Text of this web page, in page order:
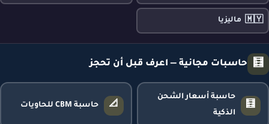
🇲🇾 ماليزيا
🧮 حاسبات مجانية — اعرف قبل أن تحجز
🧮
حاسبة أسعار الشحن
الذكية
📐 حاسبة CBM للحاويات